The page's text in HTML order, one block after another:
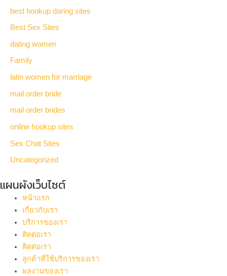
best hookup daring sites
Best Sex Sites
dating women
Family
latin women for marriage
mail order bride
mail order brides
online hookup sites
Sex Chat Sites
Uncategorized
แผนผังเว็บไซต์
หน้าแรก
เกี่ยวกับเรา
บริการของเรา
ติดต่อเรา
ติดต่อเรา
ลูกค้าที่ใช้บริการของเรา
ผลงานของเรา